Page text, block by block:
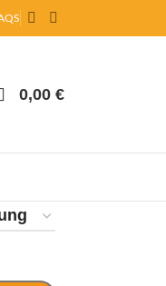
0,00 €